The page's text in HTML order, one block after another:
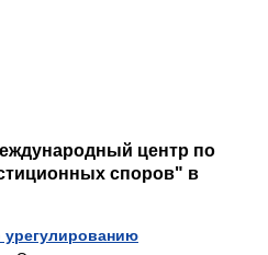
центр по
споров" в